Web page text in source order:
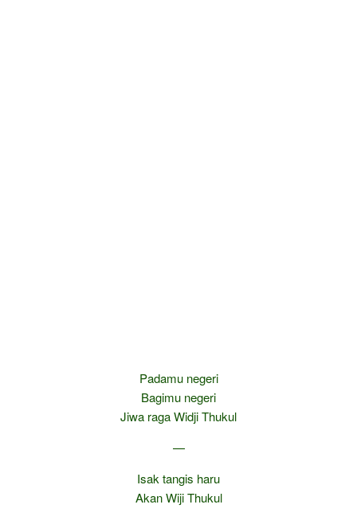
Padamu negeri
Bagimu negeri
Jiwa raga Widji Thukul
—
Isak tangis haru
Akan Wiji Thukul